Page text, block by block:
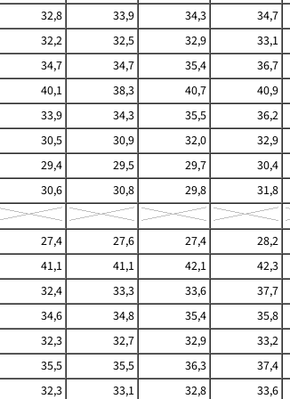
32,8 33,9 34,3
34,7
32,2 32,5 32,9
33,1
34,7 34,7 35,4
36,7
40,1 38,3 40,7
40,9
33,9 34,3 35,5
36,2
30,5 30,9 32,0
32,9
29,4 29,5 29,7
30,4
30,6 30,8 29,8
31,8
27,4 27,6 27,4
28,2
41,1 41,1 42,1
42,3
32,4 33,3 33,6
37,7
34,6 34,8 35,4
35,8
32,3 32,7 32,9
33,2
35,5 35,5 36,3
37,4
32,3 33,1 32,8
33,6